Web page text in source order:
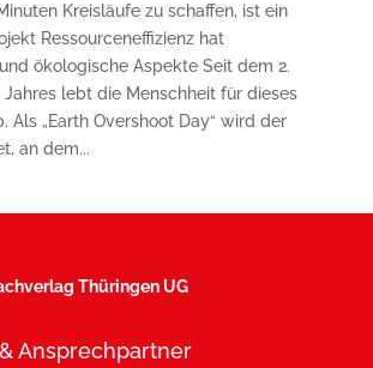
Kreisläufe zu schaffen, ist ein
Ressourceneffizienz hat
ökologische Aspekte Seit dem 2.
Jahres lebt die Menschheit für dieses
Als „Earth Overshoot Day“ wird der
an dem...
Thüringen UG
Ansprechpartner